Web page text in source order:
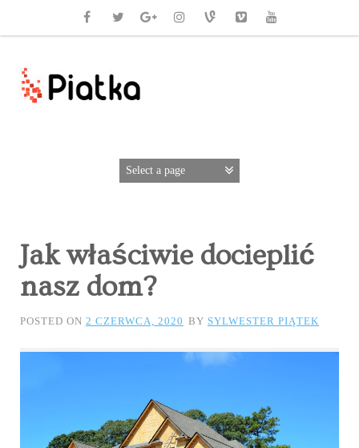
Jak właściwie docieplić
nasz dom?
POSTED ON 2 CZERWCA, 2020 BY SYLWESTER PIĄTEK